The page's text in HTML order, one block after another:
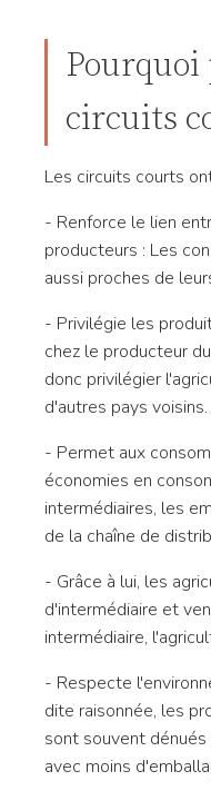
circuits
Les circuits courts
- Renforce le lien
producteurs : Les
aussi proches de
- Privilégie les
chez le producteur
donc privilégier
d'autres pays voisins.
- Permet aux
économies en
intermédiaires, les
de la chaîne de
- Grâce à lui, les
d'intermédiaire et
intermédiaire,
- Respecte
dite raisonnée, les
sont souvent
avec moins